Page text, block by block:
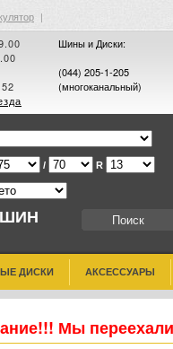
|
Шины и Диски:
(044) 205-1-205
(многоканальный)
/ R
ДИСКИ АКСЕССУАРЫ
Мы